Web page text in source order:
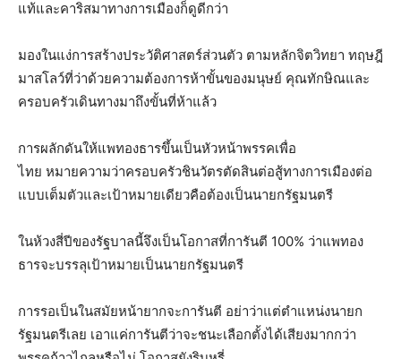
แท้และคาริสมาทางการเมืองก็ดูดีกว่า
มองในแง่การสร้างประวัติศาสตร์ส่วนตัว ตามหลักจิตวิทยา ทฤษฎี
มาสโลว์ที่ว่าด้วยความต้องการห้าขั้นของมนุษย์ คุณทักษิณและ
ครอบครัวเดินทางมาถึงขั้นที่ห้าแล้ว
การผลักดันให้แพทองธารขึ้นเป็นหัวหน้าพรรคเพื่อ
ไทย หมายความว่าครอบครัวชินวัตรตัดสินต่อสู้ทางการเมืองต่อ
แบบเต็มตัวและเป้าหมายเดียวคือต้องเป็นนายกรัฐมนตรี
ในห้วงสี่ปีของรัฐบาลนี้จึงเป็นโอกาสที่การันตี 100% ว่าแพทอง
ธารจะบรรลุเป้าหมายเป็นนายกรัฐมนตรี
การรอเป็นในสมัยหน้ายากจะการันตี อย่าว่าแต่ตำแหน่งนายก
รัฐมนตรีเลย เอาแค่การันตีว่าจะชนะเลือกตั้งได้เสียงมากกว่า